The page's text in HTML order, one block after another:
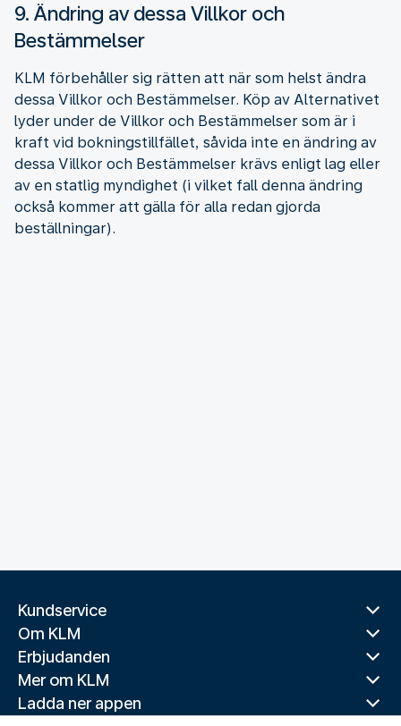
9. Ändring av dessa Villkor och
Bestämmelser
KLM förbehåller sig rätten att när som helst ändra
dessa Villkor och Bestämmelser. Köp av Alternativet
lyder under de Villkor och Bestämmelser som är i
kraft vid bokningstillfället, såvida inte en ändring av
dessa Villkor och Bestämmelser krävs enligt lag eller
av en statlig myndighet (i vilket fall denna ändring
också kommer att gälla för alla redan gjorda
beställningar).
Kundservice
Om KLM
Erbjudanden
Mer om KLM
Ladda ner appen